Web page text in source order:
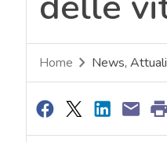
Home News,